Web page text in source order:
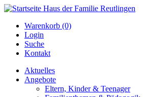
Warenkorb (0)
Login
Suche
Kontakt
Aktuelles
Angebote
Eltern, Kinder & Teenager